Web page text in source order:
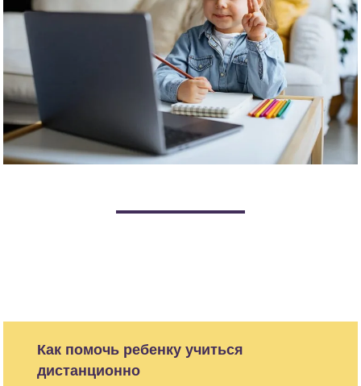
Как помочь ребенку учиться
дистанционно